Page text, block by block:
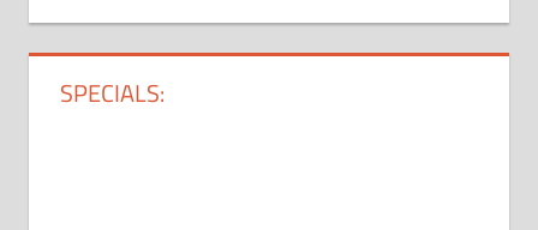
SPECIALS: